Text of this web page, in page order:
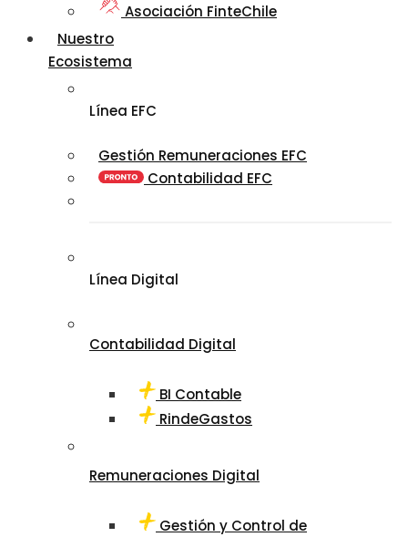
Asociación FinteChile
Nuestro
Ecosistema
Línea EFC
Gestión Remuneraciones EFC
Contabilidad EFC
Línea Digital
Contabilidad Digital
BI Contable
RindeGastos
Remuneraciones Digital
Gestión y Control de